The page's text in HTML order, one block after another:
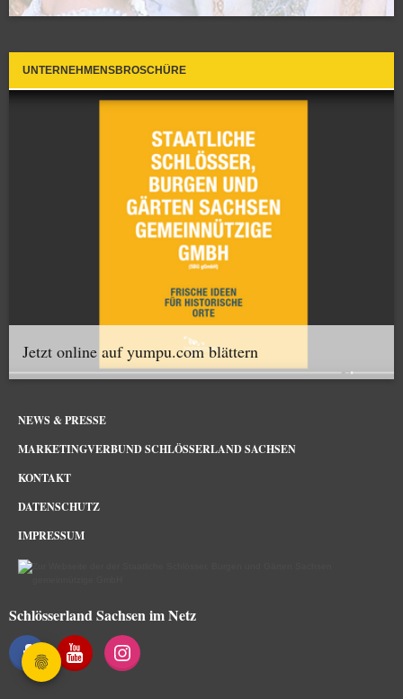
UNTERNEHMENSBROSCHÜRE
Jetzt online auf yumpu.com blättern
NEWS & PRESSE
MARKETINGVERBUND SCHLÖSSERLAND SACHSEN
KONTAKT
DATENSCHUTZ
IMPRESSUM
Schlösserland Sachsen im Netz